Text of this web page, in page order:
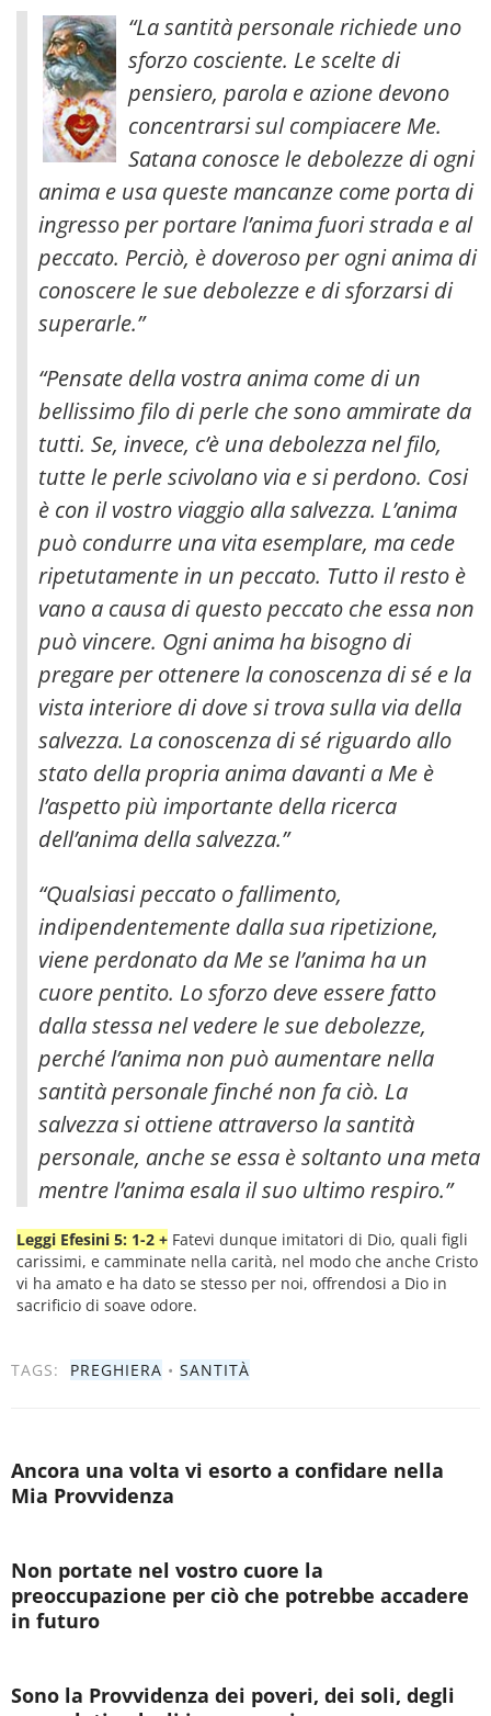
“La santità personale richiede uno
sforzo cosciente. Le scelte di
pensiero, parola e azione devono
concentrarsi sul compiacere Me.
Satana conosce le debolezze di ogni
anima e usa queste mancanze come porta di
ingresso per portare l’anima fuori strada e al
peccato. Perciò, è doveroso per ogni anima di
conoscere le sue debolezze e di sforzarsi di
superarle.”
“Pensate della vostra anima come di un
bellissimo filo di perle che sono ammirate da
tutti. Se, invece, c’è una debolezza nel filo,
tutte le perle scivolano via e si perdono. Cosi
è con il vostro viaggio alla salvezza. L’anima
può condurre una vita esemplare, ma cede
ripetutamente in un peccato. Tutto il resto è
vano a causa di questo peccato che essa non
può vincere. Ogni anima ha bisogno di
pregare per ottenere la conoscenza di sé e la
vista interiore di dove si trova sulla via della
salvezza. La conoscenza di sé riguardo allo
stato della propria anima davanti a Me è
l’aspetto più importante della ricerca
dell’anima della salvezza.”
“Qualsiasi peccato o fallimento,
indipendentemente dalla sua ripetizione,
viene perdonato da Me se l’anima ha un
cuore pentito. Lo sforzo deve essere fatto
dalla stessa nel vedere le sue debolezze,
perché l’anima non può aumentare nella
santità personale finché non fa ciò. La
salvezza si ottiene attraverso la santità
personale, anche se essa è soltanto una meta
mentre l’anima esala il suo ultimo respiro.”
Leggi Efesini 5: 1-2 + Fatevi dunque imitatori di Dio, quali figli
carissimi, e camminate nella carità, nel modo che anche Cristo
vi ha amato e ha dato se stesso per noi, offrendosi a Dio in
sacrificio di soave odore.
TAGS: PREGHIERA • SANTITÀ
Ancora una volta vi esorto a confidare nella
Mia Provvidenza
Non portate nel vostro cuore la
preoccupazione per ciò che potrebbe accadere
in futuro
Sono la Provvidenza dei poveri, dei soli, degli